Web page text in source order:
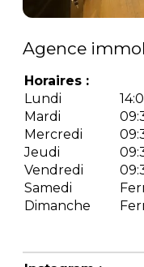
Agence
Horaires :
Lundi
Mardi
Mercredi
Jeudi
Vendredi
Samedi
Dimanche